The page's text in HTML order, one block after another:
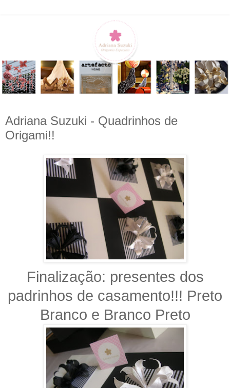
Adriana Suzuki - Quadrinhos de
Origami!!
Finalização: presentes dos
padrinhos de casamento!!! Preto
Branco e Branco Preto